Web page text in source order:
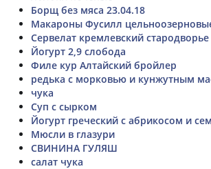
Борщ без мяса 23.04.18
Макароны Фусилл
Сервелат кремлевский стародворье
Йогурт 2,9 слобода
Филе кур Алтайский бройлер
редька с морковью и кунжутным
чука
Суп с сырком
Йогурт греческий с абрикосом и
Мюсли в глазури
СВИНИНА ГУЛЯШ
салат чука